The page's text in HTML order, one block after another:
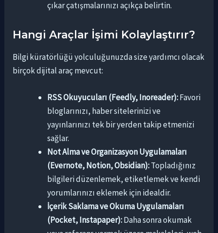
çıkar çatışmalarınızı açıkça belirtin.
Hangi Araçlar İşimi Kolaylaştırır?
Bilgi küratörlüğü yolculuğunuzda size yardımcı olacak
birçok dijital araç mevcut:
RSS Okuyucuları (Feedly, Inoreader):Favori
bloglarınızı, haber sitelerinizi ve
yayınlarınızı tek bir yerden takip etmenizi
sağlar.
Not Alma ve Organizasyon Uygulamaları
(Evernote, Notion, Obsidian):Topladığınız
bilgileri düzenlemek, etiketlemek ve kendi
yorumlarınızı eklemek için idealdir.
İçerik Saklama ve Okuma Uygulamaları
(Pocket, Instapaper):Daha sonra okumak